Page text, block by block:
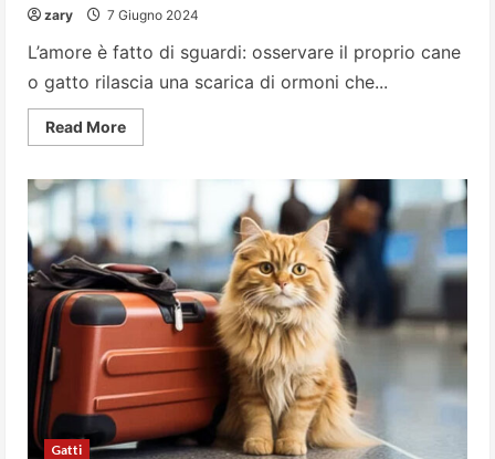
zary 7 Giugno 2024
L’amore è fatto di sguardi: osservare il proprio cane
o gatto rilascia una scarica di ormoni che...
Read MoreRead
more
e
la
salute
della
vista
Gatti